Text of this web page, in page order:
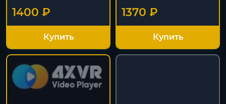
1400 ₽
Купить
1370 ₽
Купить